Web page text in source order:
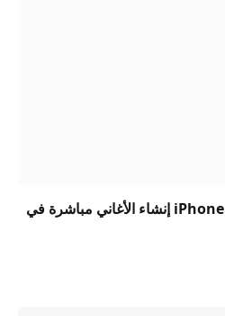
يتيح Suno الآن لمستخدمي iPhone إنشاء الأغاني مباشرة في